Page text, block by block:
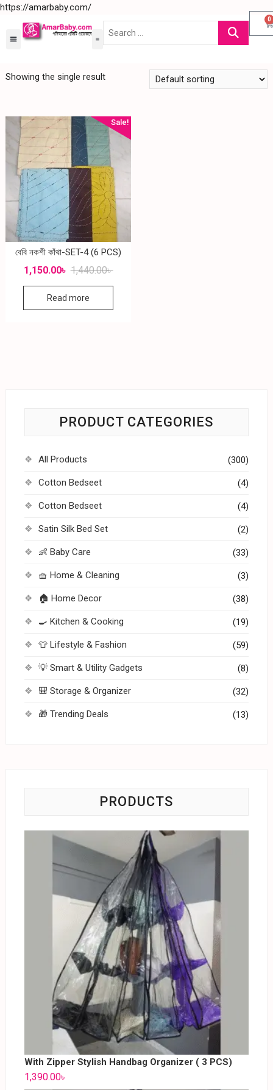
https://amarbaby.com/
0
Showing the single result
Sale!
বেবি নকশী কাঁথা-SET-4 (6 PCS)
1,440.00৳
1,150.00৳
Read more
PRODUCT CATEGORIES
All Products (300)
Cotton Bedseet (4)
Cotton Bedseet (4)
Satin Silk Bed Set (2)
👶 Baby Care (33)
🧺 Home & Cleaning (3)
🏠 Home Decor (38)
🍳 Kitchen & Cooking (19)
👕 Lifestyle & Fashion (59)
💡 Smart & Utility Gadgets (8)
🎒 Storage & Organizer (32)
🎁 Trending Deals (13)
PRODUCTS
With Zipper Stylish Handbag Organizer ( 3 PCS)
1,390.00৳